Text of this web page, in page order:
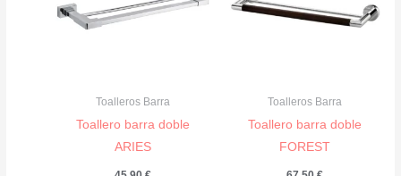
Toalleros Barra
Toallero barra doble
ARIES
Toalleros Barra
Toallero barra doble
FOREST